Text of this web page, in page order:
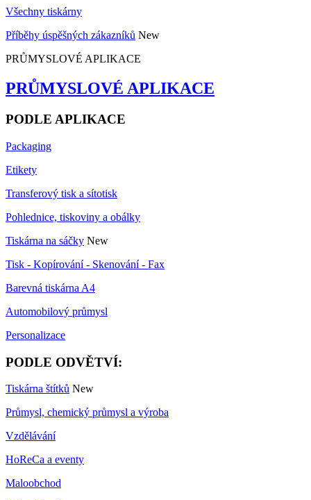
Všechny tiskárny
Příběhy úspěšných zákazníků New
PRŮMYSLOVÉ APLIKACE
PRŮMYSLOVÉ APLIKACE
PODLE APLIKACE
Packaging
Etikety
Transferový tisk a sítotisk
Pohlednice, tiskoviny a obálky
Tiskárna na sáčky New
Tisk - Kopírování - Skenování - Fax
Barevná tiskárna A4
Automobilový průmysl
Personalizace
PODLE ODVĚTVÍ:
Tiskárna štítků New
Průmysl, chemický průmysl a výroba
Vzdělávání
HoReCa a eventy
Maloobchod